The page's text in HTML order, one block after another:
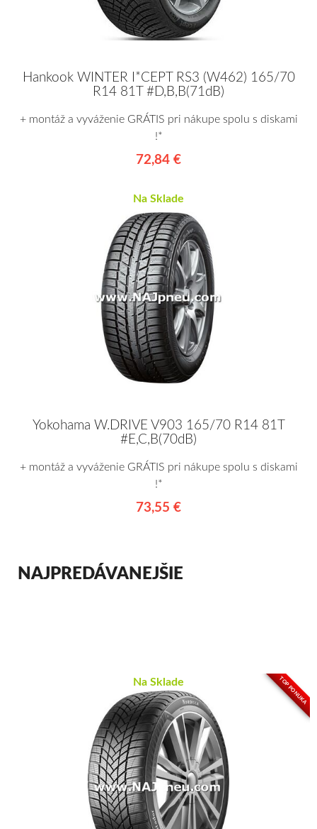
Hankook WINTER I*CEPT RS3 (W462) 165/70
R14 81T #D,B,B(71dB)
+ montáž a vyváženie GRÁTIS pri nákupe spolu s diskami
!*
72,84 €
Na Sklade
Yokohama W.DRIVE V903 165/70 R14 81T
#E,C,B(70dB)
+ montáž a vyváženie GRÁTIS pri nákupe spolu s diskami
!*
73,55 €
NAJPREDÁVANEJŠIE
TOP PONUKA
Na Sklade